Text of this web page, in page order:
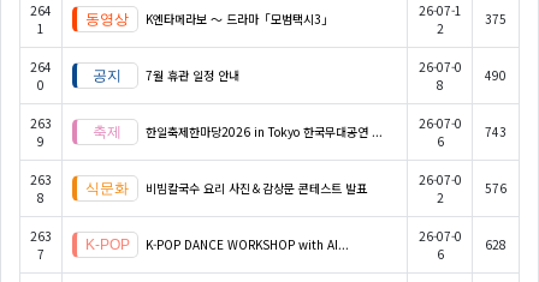
264
1
K엔타메라보 ～ 드라마「모범택시3」
26-07-1
2
375
264
0
7월 휴관 일정 안내
26-07-0
8
490
263
9
한일축제한마당2026 in Tokyo 한국무대공연 ...
26-07-0
6
743
263
8
비빔칼국수 요리 사진＆감상문 콘테스트 발표
26-07-0
2
576
263
7
K-POP DANCE WORKSHOP with AI...
26-07-0
6
628